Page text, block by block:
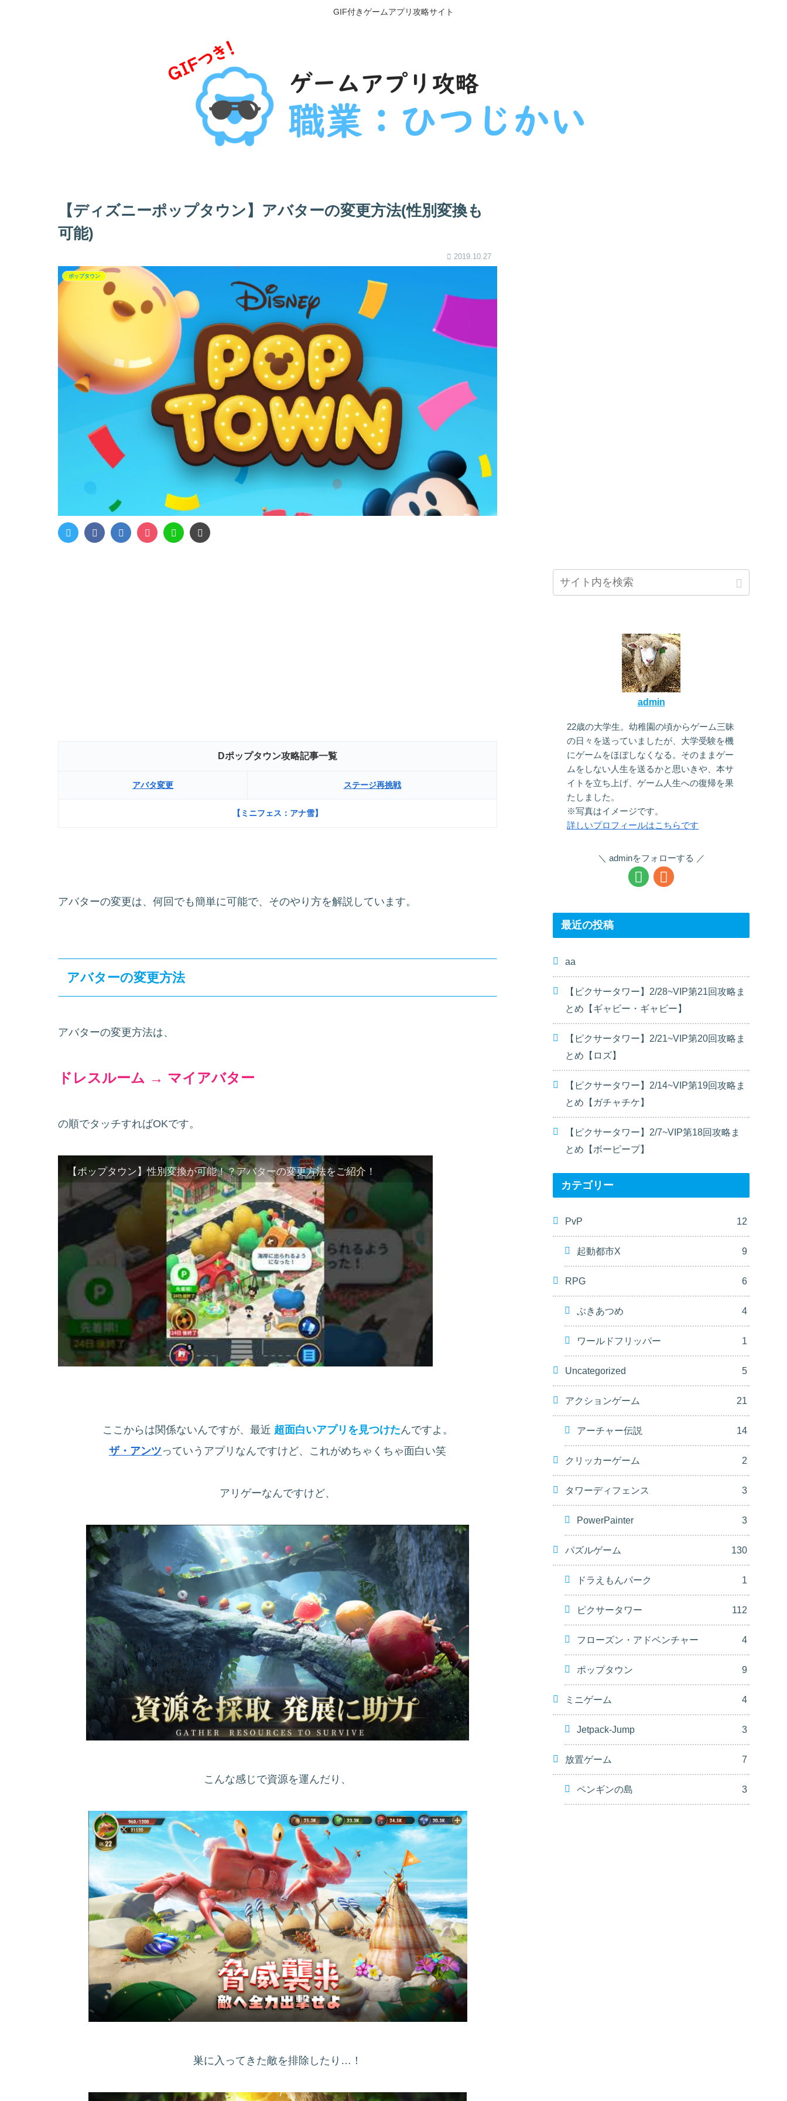
GIF付きゲームアプリ攻略サイト
【ディズニーポップタウン】アバターの変更方法(性別変換も
可能)
2019.10.27
ポップタウン
Dポップタウン攻略記事一覧
アバタ変更 ステージ再挑戦
【ミニフェス：アナ雪】
アバターの変更は、何回でも簡単に可能で、そのやり方を解説しています。
アバターの変更方法
アバターの変更方法は、
ドレスルーム → マイアバター
の順でタッチすればOKです。
【ポップタウン】性別変換が可能！？アバターの変更方法をご紹介！
ここからは関係ないんですが、最近 超面白いアプリを見つけたんですよ。
ザ・アンツっていうアプリなんですけど、これがめちゃくちゃ面白い笑
アリゲーなんですけど、
こんな感じで資源を運んだり、
巣に入ってきた敵を排除したり…！
admin
22歳の大学生。幼稚園の頃からゲーム三昧
の日々を送っていましたが、大学受験を機
にゲームをほぼしなくなる。そのままゲー
ムをしない人生を送るかと思いきや、本サ
イトを立ち上げ、ゲーム人生への復帰を果
たしました。
※写真はイメージです。
詳しいプロフィールはこちらです
adminをフォローする
最近の投稿
aa
【ピクサータワー】2/28~VIP第21回攻略ま
とめ【ギャビー・ギャビー】
【ピクサータワー】2/21~VIP第20回攻略ま
とめ【ロズ】
【ピクサータワー】2/14~VIP第19回攻略ま
とめ【ガチャチケ】
【ピクサータワー】2/7~VIP第18回攻略ま
とめ【ボーピープ】
カテゴリー
PvP 12
起動都市X 9
RPG 6
ぶきあつめ 4
ワールドフリッパー 1
Uncategorized 5
アクションゲーム 21
アーチャー伝説 14
クリッカーゲーム 2
タワーディフェンス 3
PowerPainter 3
パズルゲーム 130
ドラえもんパーク 1
ピクサータワー 112
フローズン・アドベンチャー 4
ポップタウン 9
ミニゲーム 4
Jetpack-Jump 3
放置ゲーム 7
ペンギンの島 3